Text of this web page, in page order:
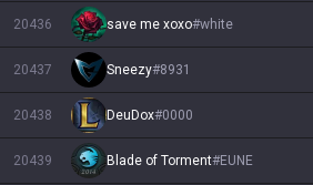
20436 save me xoxo#white
20437 Sneezy#8931
20438 DeuDox#0000
20439 Blade of Torment#EUNE